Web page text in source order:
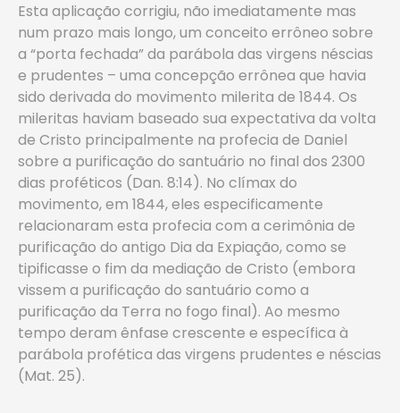
Esta aplicação corrigiu, não imediatamente mas
num prazo mais longo, um conceito errôneo sobre
a “porta fechada” da parábola das virgens néscias
e prudentes – uma concepção errônea que havia
sido derivada do movimento milerita de 1844. Os
mileritas haviam baseado sua expectativa da volta
de Cristo principalmente na profecia de Daniel
sobre a purificação do santuário no final dos 2300
dias proféticos (Dan. 8:14). No clímax do
movimento, em 1844, eles especificamente
relacionaram esta profecia com a cerimônia de
purificação do antigo Dia da Expiação, como se
tipificasse o fim da mediação de Cristo (embora
vissem a purificação do santuário como a
purificação da Terra no fogo final). Ao mesmo
tempo deram ênfase crescente e específica à
parábola profética das virgens prudentes e néscias
(Mat. 25).